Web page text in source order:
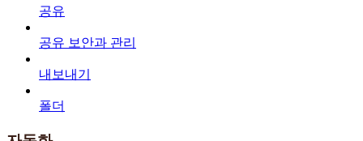
공유
공유 보안과 관리
내보내기
폴더